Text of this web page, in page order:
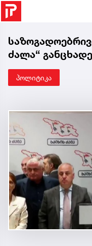
ძალა“
პოლიტიკა